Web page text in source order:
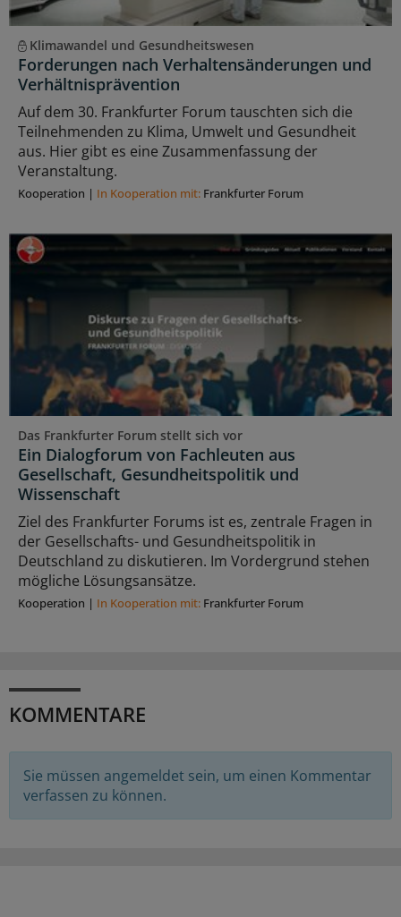
Klimawandel und Gesundheitswesen
Forderungen nach Verhaltensänderungen und
Verhältnisprävention
Auf dem 30. Frankfurter Forum tauschten sich die
Teilnehmenden zu Klima, Umwelt und Gesundheit
aus. Hier gibt es eine Zusammenfassung der
Veranstaltung.
Kooperation | In Kooperation mit: Frankfurter Forum
Das Frankfurter Forum stellt sich vor
Ein Dialogforum von Fachleuten aus
Gesellschaft, Gesundheitspolitik und
Wissenschaft
Ziel des Frankfurter Forums ist es, zentrale Fragen in
der Gesellschafts- und Gesundheitspolitik in
Deutschland zu diskutieren. Im Vordergrund stehen
mögliche Lösungsansätze.
Kooperation | In Kooperation mit: Frankfurter Forum
KOMMENTARE
Sie müssen angemeldet sein, um einen Kommentar
verfassen zu können.